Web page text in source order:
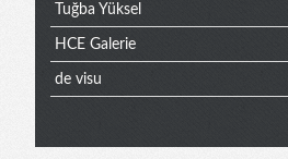
Tuğba Yüksel
HCE Galerie
de visu